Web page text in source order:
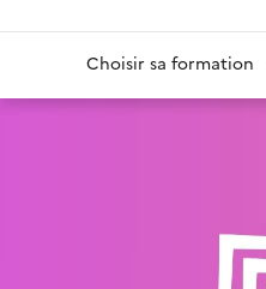
Choisir sa formation